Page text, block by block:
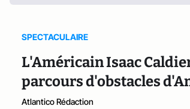
SPECTACULAIRE
L'Américain Isaac
parcours d'obstacles
Atlantico Rédaction